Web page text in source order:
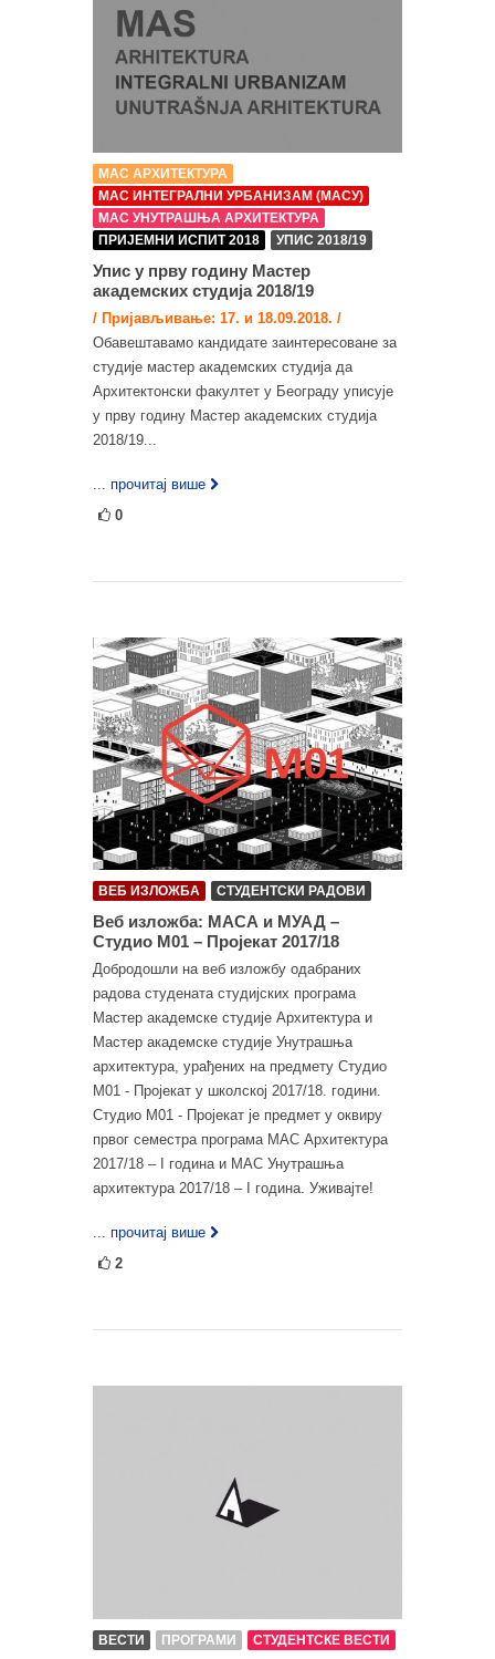
МАС АРХИТЕКТУРА
МАС ИНТЕГРАЛНИ УРБАНИЗАМ (МАСУ)
МАС УНУТРАШЊА АРХИТЕКТУРА
ПРИЈЕМНИ ИСПИТ 2018
УПИС 2018/19
Упис у прву годину Мастер
академских студија 2018/19
/ Пријављивање: 17. и 18.09.2018. /
Обавештавамо кандидате заинтересоване за
студије мастер академских студија да
Архитектонски факултет у Београду уписује
у прву годину Мастер академских студија
2018/19...
... прочитај више
0
ВЕБ ИЗЛОЖБА СТУДЕНТСКИ РАДОВИ
Веб изложба: МАСА и МУАД –
Студио М01 – Пројекат 2017/18
Добродошли на веб изложбу одабраних
радова студената студијских програма
Мастер академске студије Архитектура и
Мастер академске студије Унутрашња
архитектура, урађених на предмету Студио
М01 - Пројекат у школској 2017/18. години.
Студио М01 - Пројекат је предмет у оквиру
првог семестра програма МАС Архитектура
2017/18 – I година и МАС Унутрашња
архитектура 2017/18 – I година. Уживајте!
... прочитај више
2
ВЕСТИ ПРОГРАМИ СТУДЕНТСКЕ ВЕСТИ